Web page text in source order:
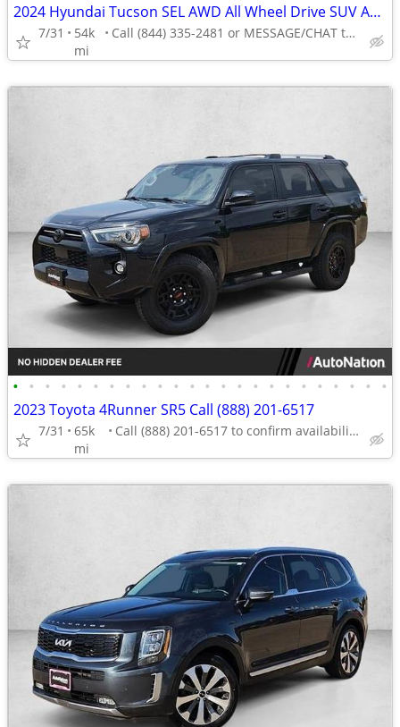
2024 Hyundai Tucson SEL AWD All Wheel Drive SUV AUTONATION
7/31
54k
mi
Call (844) 335-2481 or MESSAGE/CHAT to confirm availability
• • • • • • • • • • • • • • • • • • • • • • • •
2023 Toyota 4Runner SR5 Call (888) 201-6517
7/31
65k
mi
Call (888) 201-6517 to confirm availability - May 14th